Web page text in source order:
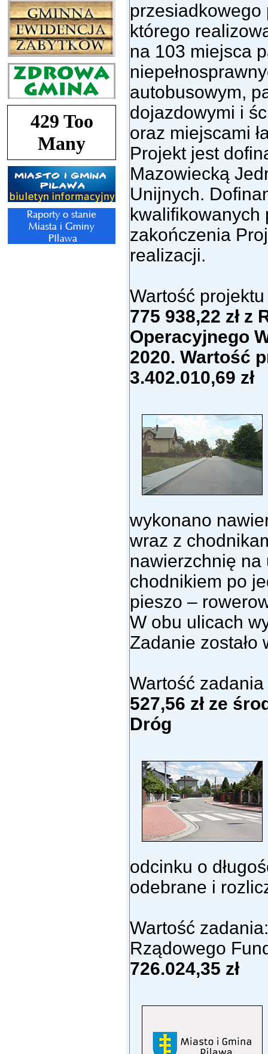
przesiadkowego
którego
na 103 miejsca
autobusowym,
dojazdowymi i
oraz miejscami
Projekt jest
Mazowiecką
Unijnych.
kwalifikowanych
zakończenia
realizacji.
Wartość
775 938,22 złz
Operacyjnego
2020. Wartość
3.402.010,69 zł
wykonano
wraz z
nawierzchnię na
chodnikiem po
pieszo –
W obu ulicach
Zadanie
Wartość zadania
527,56 zł ze
Dróg
odcinku o
odebrane i
Wartość
Rządowego
726.024,35 zł